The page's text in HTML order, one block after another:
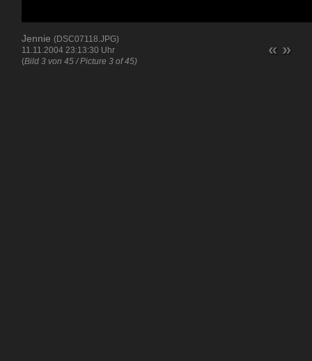
Jennie (DSC07118.JPG)
11.11.2004 23:13:30 Uhr
(Bild 3 von 45 / Picture 3 of 45)
« »